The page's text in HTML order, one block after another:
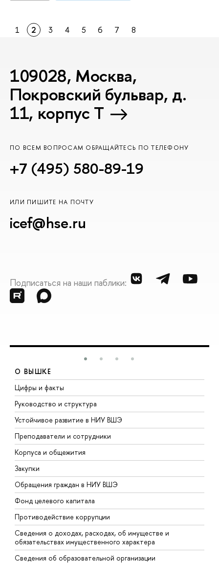
1 2 3 4 5 6 7 8
109028, Москва,
Покровский бульвар, д.
11, корпус T
ПО ВСЕМ ВОПРОСАМ ОБРАЩАЙТЕСЬ ПО ТЕЛЕФОНУ
+7 (495) 580-89-19
ИЛИ ПИШИТЕ НА ПОЧТУ
icef@hse.ru
Подписаться на наши паблики:
О ВЫШКЕ
Цифры и факты
Руководство и структура
Устойчивое развитие в НИУ ВШЭ
Преподаватели и сотрудники
Корпуса и общежития
Закупки
Обращения граждан в НИУ ВШЭ
Фонд целевого капитала
Противодействие коррупции
Сведения о доходах, расходах, об имуществе и
обязательствах имущественного характера
Сведения об образовательной организации